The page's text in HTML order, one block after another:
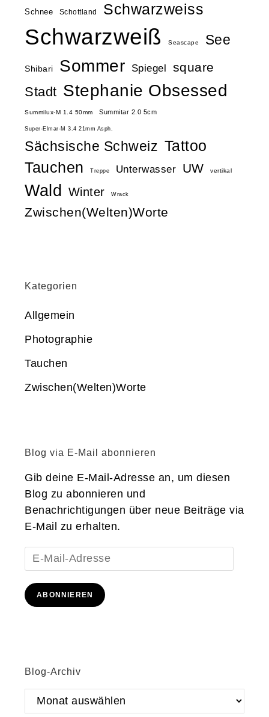
Schnee Schottland Schwarzweiss
Schwarzweiß Seascape See
Shibari Sommer Spiegel square
Stadt Stephanie Obsessed
Summilux-M 1.4 50mm Summitar 2.0 5cm
Super-Elmar-M 3.4 21mm Asph.
Sächsische Schweiz Tattoo
Tauchen
Treppe Unterwasser UW vertikal
Wald Winter Wrack
Zwischen(Welten)Worte
Kategorien
Allgemein
Photographie
Tauchen
Zwischen(Welten)Worte
Blog via E-Mail abonnieren
Gib deine E-Mail-Adresse an, um diesen
Blog zu abonnieren und
Benachrichtigungen über neue Beiträge via
E-Mail zu erhalten.
E-
Mail-
Adresse
ABONNIEREN
Blog-Archiv
Blog-
Archiv